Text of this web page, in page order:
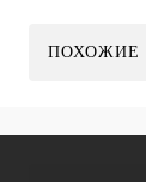
ПОХОЖИЕ